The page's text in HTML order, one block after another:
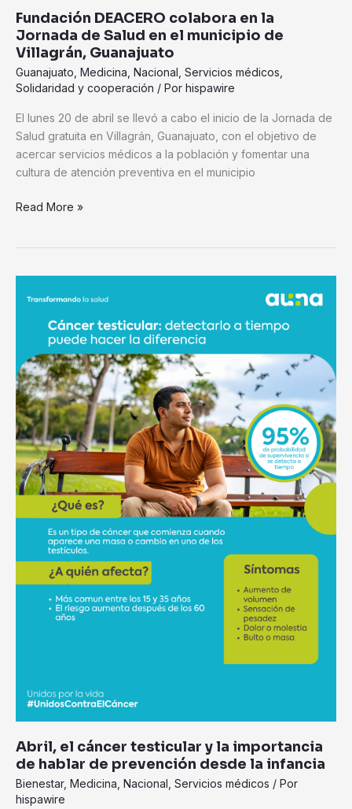
Fundación DEACERO colabora en la
Jornada de Salud en el municipio de
Villagrán, Guanajuato
Guanajuato Medicina Nacional Servicios médicos
Solidaridad y cooperación / Por hispawire
El lunes 20 de abril se llevó a cabo el inicio de la Jornada de
Salud gratuita en Villagrán, Guanajuato, con el objetivo de
acercar servicios médicos a la población y fomentar una
cultura de atención preventiva en el municipio
Villagrán,
Guanajuato
Read More »
Abril, el cáncer testicular y la importancia
de hablar de prevención desde la infancia
Bienestar, Medicina Nacional Servicios médicos / Por
hispawire
cáncer
testicular
la
importancia
de
hablar
de
prevención
desde
infancia